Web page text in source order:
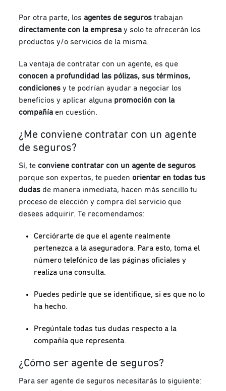
Por otra parte, los agentes de seguros trabajan
directamente con la empresa y solo te ofrecerán los
productos y/o servicios de la misma.
La ventaja de contratar con un agente, es que
conocen a profundidad las pólizas, sus términos,
condicionesy te podrían ayudar a negociar los
beneficios y aplicar alguna promoción con la
compañía en cuestión.
¿Me conviene contratar con un agente
de seguros?
Sí, teconviene contratar con un agente de seguros
porque son expertos, te puedenorientar en todas tus
dudas de manera inmediata, hacen más sencillo tu
proceso de elección y compra del servicio que
desees adquirir. Te recomendamos:
Cerciórarte de que el agente realmente
pertenezca a la aseguradora. Para esto, toma el
número telefónico de las páginas oficiales y
realiza una consulta.
Puedes pedirle que se identifique, si es que no lo
ha hecho.
Pregúntale todas tus dudas respecto a la
compañía que representa.
¿Cómo ser agente de seguros?
Para ser agente de seguros necesitarás lo siguiente: